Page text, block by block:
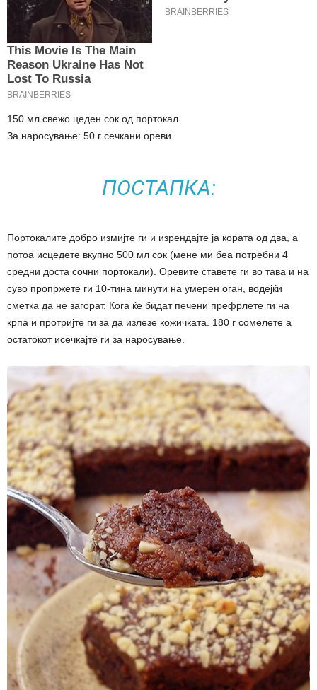
150 мл свежо цеден сок од портокал
За наросување: 50 г сечкани ореви
ПОСТАПКА:
Портокалите добро измијте ги и изрендајте ја кората од два, а
потоа исцедете вкупно 500 мл сок (мене ми беа потребни 4
средни доста сочни портокали). Оревите ставете ги во тава и на
суво пропржете ги 10-тина минути на умерен оган, водејќи
сметка да не загорат. Кога ќе бидат печени префрлете ги на
крпа и протријте ги за да излезе кожичката. 180 г сомелете а
остатокот исечкајте ги за наросување.